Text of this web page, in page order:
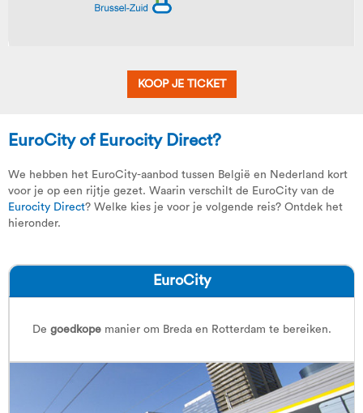
KOOP JE TICKET
EuroCity of Eurocity Direct?
We hebben het EuroCity-aanbod tussen België en Nederland kort
voor je op een rijtje gezet. Waarin verschilt de EuroCity van de
Eurocity Direct? Welke kies je voor je volgende reis? Ontdek het
hieronder.
EuroCity
De goedkope manier om Breda en Rotterdam te bereiken.